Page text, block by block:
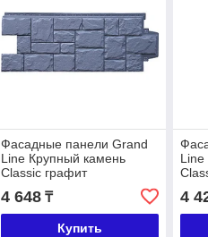
Фасадные панели Grand
Line Крупный камень
Classic графит
4 648₸
Купить
Line
4